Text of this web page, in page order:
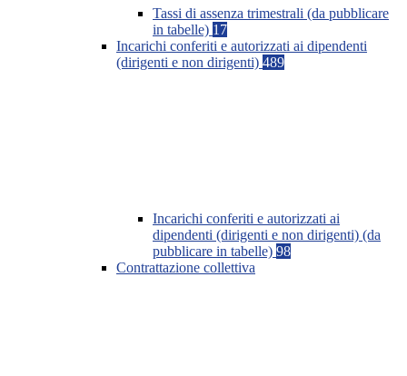
Tassi di assenza trimestrali (da pubblicare
in tabelle) 17
Incarichi conferiti e autorizzati ai dipendenti
(dirigenti e non dirigenti) 489
Incarichi conferiti e autorizzati ai
dipendenti (dirigenti e non dirigenti) (da
pubblicare in tabelle) 98
Contrattazione collettiva